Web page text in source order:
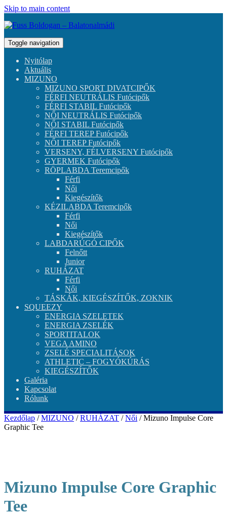
Skip to main content
Toggle navigation
Nyitólap
Aktuális
MIZUNO
MIZUNO SPORT DIVATCIPŐK
FÉRFI NEUTRÁLIS Futócipők
FÉRFI STABIL Futócipők
NŐI NEUTRÁLIS Futócipők
NŐI STABIL Futócipők
FÉRFI TEREP Futócipők
NŐI TEREP Futócipők
VERSENY, FÉLVERSENY Futócipők
GYERMEK Futócipők
RÖPLABDA Teremcipők
Férfi
Női
Kiegészítők
KÉZILABDA Teremcipők
Férfi
Női
Kiegészítők
LABDARÚGÓ CIPŐK
Felnőtt
Junior
RUHÁZAT
Férfi
Női
TÁSKÁK, KIEGÉSZÍTŐK, ZOKNIK
SQUEEZY
ENERGIA SZELETEK
ENERGIA ZSELÉK
SPORTITALOK
VEGA AMINO
ZSELÉ SPECIALITÁSOK
ATHLETIC – FOGYÓKÚRÁS
KIEGÉSZÍTŐK
Galéria
Kapcsolat
Rólunk
Kezdőlap /MIZUNO /RUHÁZAT /Női / Mizuno Impulse Core
Graphic Tee
Mizuno Impulse Core Graphic
Tee